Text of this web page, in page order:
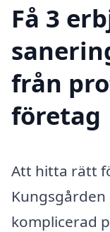
Få 3
från
företag
Att hitta rätt
komplicerad